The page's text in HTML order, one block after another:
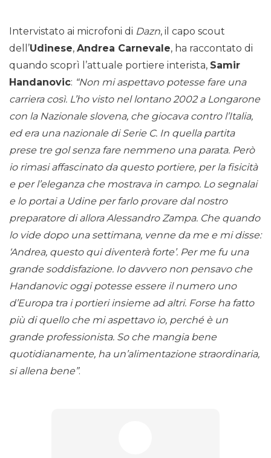
Intervistato ai microfoni di Dazn, il capo scout
dell’Udinese, Andrea Carnevale, ha raccontato di
quando scoprì l’attuale portiere interista, Samir
Handanovic: “Non mi aspettavo potesse fare una
carriera così. L’ho visto nel lontano 2002 a Longarone
con la Nazionale slovena, che giocava contro l’Italia,
ed era una nazionale di Serie C. In quella partita
prese tre gol senza fare nemmeno una parata. Però
io rimasi affascinato da questo portiere, per la fisicità
e per l’eleganza che mostrava in campo. Lo segnalai
e lo portai a Udine per farlo provare dal nostro
preparatore di allora Alessandro Zampa. Che quando
lo vide dopo una settimana, venne da me e mi disse:
‘Andrea, questo qui diventerà forte’. Per me fu una
grande soddisfazione. Io davvero non pensavo che
Handanovic oggi potesse essere il numero uno
d’Europa tra i portieri insieme ad altri. Forse ha fatto
più di quello che mi aspettavo io, perché è un
grande professionista. So che mangia bene
quotidianamente, ha un’alimentazione straordinaria,
si allena bene”.